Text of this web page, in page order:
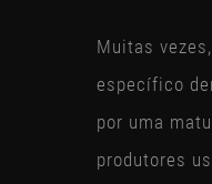
Muitas
específico
por uma
produtores